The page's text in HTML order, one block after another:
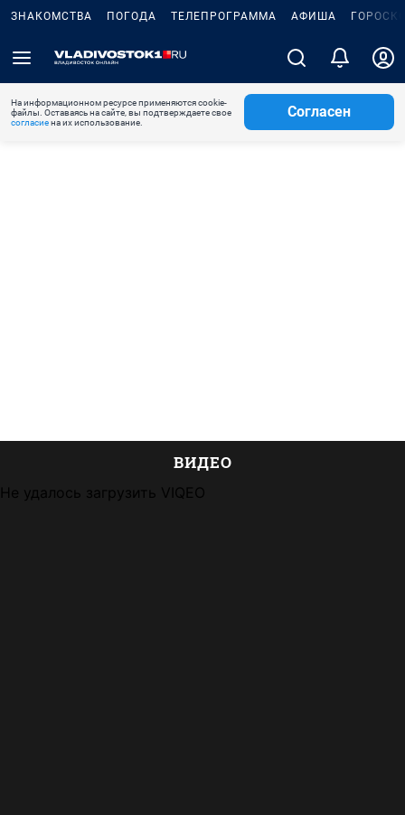
ЗНАКОМСТВА ПОГОДА ТЕЛЕПРОГРАММА АФИША
На информационном ресурсе применяются cookie-
файлы. Оставаясь на сайте, вы подтверждаете свое
согласиена их использование.
Согласен
ВИДЕО
Не удалось загрузить VIQEO